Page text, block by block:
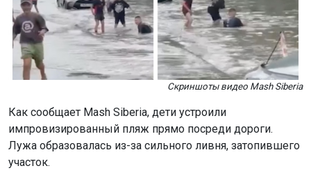
Скриншоты видео Mash Siberia
Как сообщает Mash Siberia, дети устроили
импровизированный пляж прямо посреди дороги.
Лужа образовалась из-за сильного ливня, затопившего
участок.